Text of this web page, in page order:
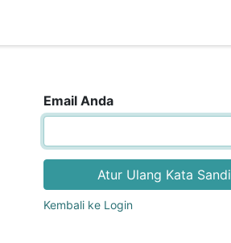
Email Anda
Atur Ulang Kata Sandi
Kembali ke Login